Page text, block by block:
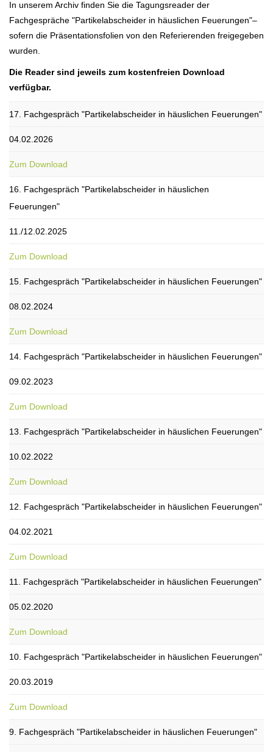
In unserem Archiv finden Sie die Tagungsreader der
Fachgespräche "Partikelabscheider in häuslichen Feuerungen"–
sofern die Präsentationsfolien von den Referierenden freigegeben
wurden.
Die Reader sind jeweils zum kostenfreien Download
verfügbar.
17. Fachgespräch "Partikelabscheider in häuslichen Feuerungen"
04.02.2026
Zum Download
16. Fachgespräch "Partikelabscheider in häuslichen
Feuerungen"
11./12.02.2025
Zum Download
15. Fachgespräch "Partikelabscheider in häuslichen Feuerungen"
08.02.2024
Zum Download
14. Fachgespräch "Partikelabscheider in häuslichen Feuerungen"
09.02.2023
Zum Download
13. Fachgespräch "Partikelabscheider in häuslichen Feuerungen"
10.02.2022
Zum Download
12. Fachgespräch "Partikelabscheider in häuslichen Feuerungen"
04.02.2021
Zum Download
11. Fachgespräch "Partikelabscheider in häuslichen Feuerungen"
05.02.2020
Zum Download
10. Fachgespräch "Partikelabscheider in häuslichen Feuerungen"
20.03.2019
Zum Download
9. Fachgespräch "Partikelabscheider in häuslichen Feuerungen"